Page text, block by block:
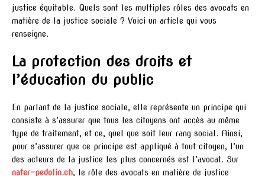
justice équitable. Quels sont les multiples rôles des avocats en
matière de la justice sociale ? Voici un article qui vous
renseigne.
La protection des droits et
l’éducation du public
En parlant de la justice sociale, elle représente un principe qui
consiste à s’assurer que tous les citoyens ont accès au même
type de traitement, et ce, quel que soit leur rang social. Ainsi,
pour s’assurer que ce principe est appliqué à tout citoyen, l’un
des acteurs de la justice les plus concernés est l’avocat. Sur
nater-pedolin.ch, le rôle des avocats en matière de justice